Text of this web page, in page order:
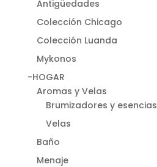
Antigüedades
Colección Chicago
Colección Luanda
Mykonos
-HOGAR
Aromas y Velas
Brumizadores y esencias
Velas
Baño
Menaje